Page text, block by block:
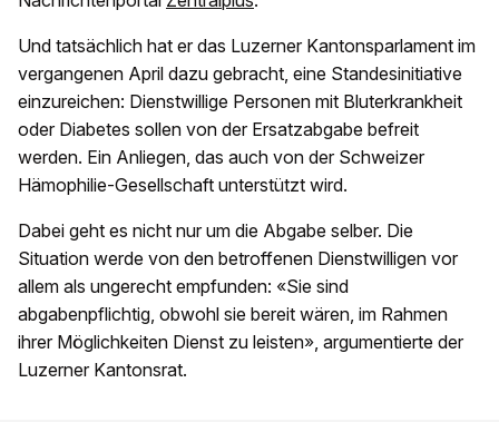
Und tatsächlich hat er das Luzerner Kantonsparlament im
vergangenen April dazu gebracht, eine Standesinitiative
einzureichen: Dienstwillige Personen mit Bluterkrankheit
oder Diabetes sollen von der Ersatzabgabe befreit
werden. Ein Anliegen, das auch von der Schweizer
Hämophilie-Gesellschaft unterstützt wird.
Dabei geht es nicht nur um die Abgabe selber. Die
Situation werde von den betroffenen Dienstwilligen vor
allem als ungerecht empfunden: «Sie sind
abgabenpflichtig, obwohl sie bereit wären, im Rahmen
ihrer Möglichkeiten Dienst zu leisten», argumentierte der
Luzerner Kantonsrat.